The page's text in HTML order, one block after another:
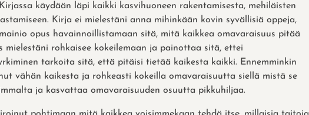
käydään läpi kaikki kasvihuoneen rakentamisesta, mehiläisten
Kirja ei mielestäni anna mihinkään kovin syvällisiä oppeja,
opus havainnoillistamaan sitä, mitä kaikkea omavaraisuus pitää
mielestäni rohkaisee kokeilemaan ja painottaa sitä, ettei
tarkoita sitä, että pitäisi tietää kaikesta kaikki. Ennemminkin
vähän kaikesta ja rohkeasti kokeilla omavaraisuutta siellä mistä se
ja kasvattaa omavaraisuuden osuutta pikkuhiljaa.